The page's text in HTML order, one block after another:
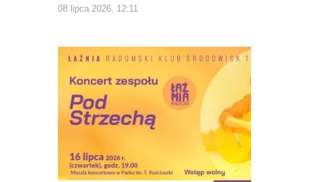
08 lipca 2026, 12:11